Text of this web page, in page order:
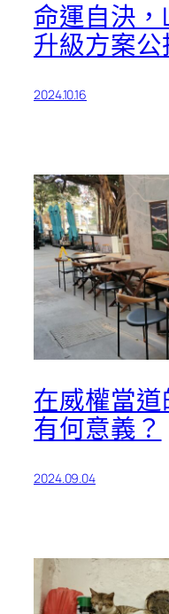
命運自決
升級方案公
2024.10.16
在威權當
有何意義？
2024.09.04